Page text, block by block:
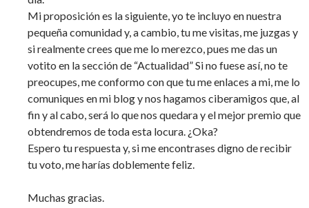
Mi proposición es la siguiente, yo te incluyo en nuestra
pequeña comunidad y, a cambio, tu me visitas, me juzgas y
si realmente crees que me lo merezco, pues me das un
votito en la sección de “Actualidad” Si no fuese así, no te
preocupes, me conformo con que tu me enlaces a mi, me lo
comuniques en mi blog y nos hagamos ciberamigos que, al
fin y al cabo, será lo que nos quedara y el mejor premio que
obtendremos de toda esta locura. ¿Oka?
Espero tu respuesta y, si me encontrases digno de recibir
tu voto, me harías doblemente feliz.
Muchas gracias.